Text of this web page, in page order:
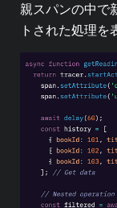
親スパンの中で
トされた処理を